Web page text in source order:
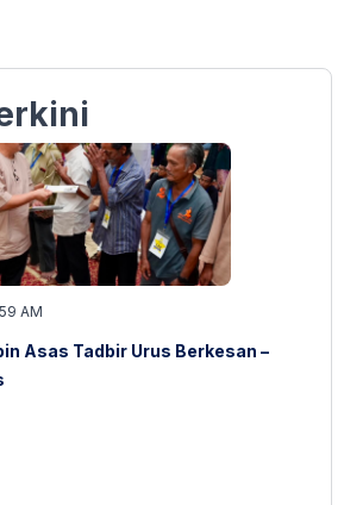
AM
Asas Tadbir Urus Berkesan –